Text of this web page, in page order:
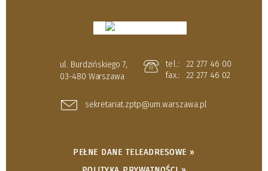
ul. Burdzińskiego 7,
03-480 Warszawa
tel.:
22 277 46 00
fax.:
22 277 46 02
sekretariat.zptp@um.warszawa.pl
PEŁNE DANE TELEADRESOWE »